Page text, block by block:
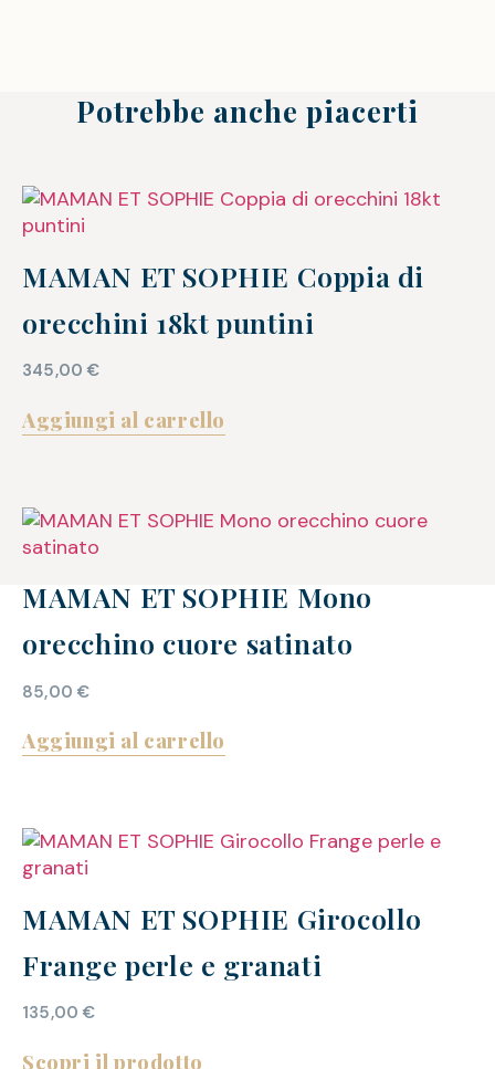
Potrebbe anche piacerti
MAMAN ET SOPHIE Coppia di
orecchini 18kt puntini
345,00€
Aggiungi al carrello
MAMAN ET SOPHIE Mono
orecchino cuore satinato
85,00€
Aggiungi al carrello
MAMAN ET SOPHIE Girocollo
Frange perle e granati
135,00€
Scopri il prodotto